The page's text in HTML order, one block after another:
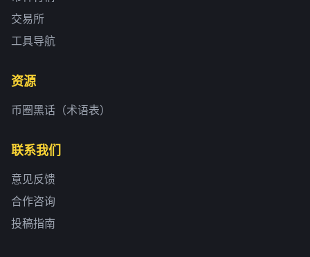
交易所
工具导航
资源
币圈黑话（术语表）
联系我们
意见反馈
合作咨询
投稿指南